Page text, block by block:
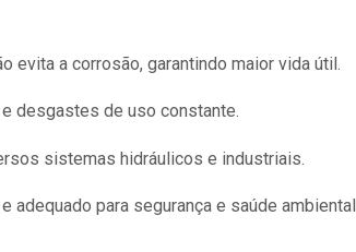
evita a corrosão, garantindo maior vida útil.
desgastes de uso constante.
sistemas hidráulicos e industriais.
adequado para segurança e saúde ambiental.